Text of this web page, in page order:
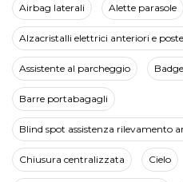
Airbag laterali Alette parasole
Alzacristalli elettrici anteriori e
Assistente al parcheggio
Barre portabagagli
Blind spot assistenza rilevamento
Chiusura centralizzata Cielo